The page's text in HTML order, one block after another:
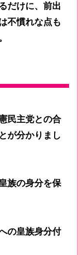
だけに、前出
不慣れな点も
民主党との合
が分かりまし
族の身分を保
の皇族身分付